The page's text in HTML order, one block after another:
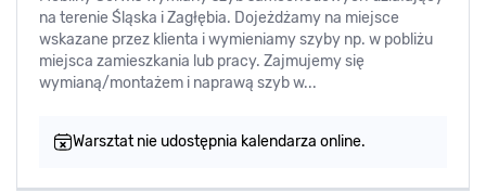
na terenie Śląska i Zagłębia. Dojeżdżamy na miejsce
wskazane przez klienta i wymieniamy szyby np. w pobliżu
miejsca zamieszkania lub pracy. Zajmujemy się
wymianą/montażem i naprawą szyb w...
Warsztat nie udostępnia kalendarza online.